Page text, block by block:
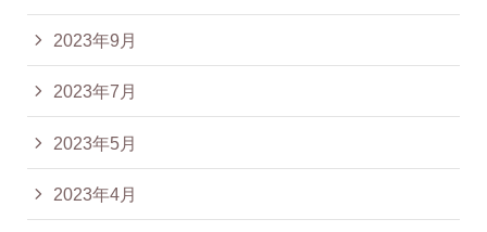
2023年9月
2023年7月
2023年5月
2023年4月